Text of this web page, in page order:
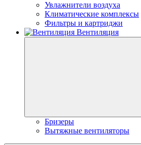
Увлажнители воздуха
Климатические комплексы
Фильтры и картриджи
Вентиляция
Бризеры
Вытяжные вентиляторы